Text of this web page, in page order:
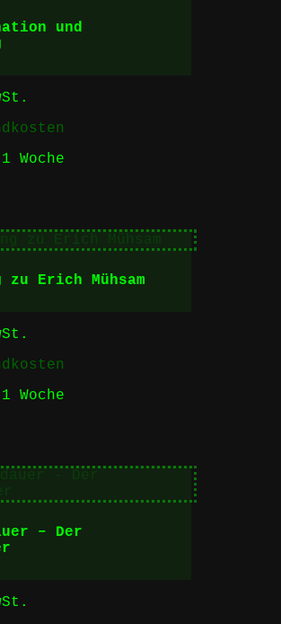
und
1 Woche
zu Erich Mühsam
1 Woche
– Der